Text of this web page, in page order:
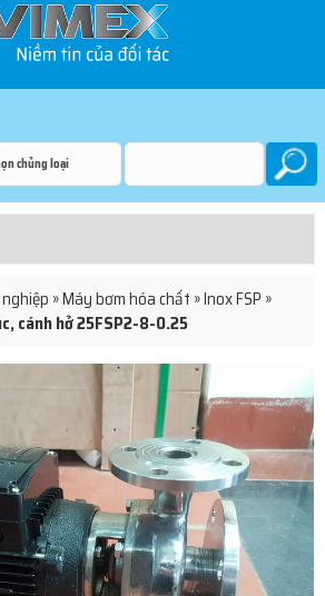
»Máy bơm hóa chất »Inox FSP »
cánh hở 25FSP2-8-0.25